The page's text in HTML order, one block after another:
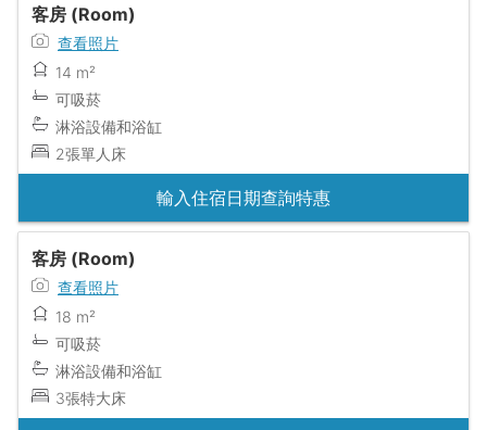
客房 (Room)
查看照片
14 m²
可吸菸
淋浴設備和浴缸
2張單人床
輸入住宿日期查詢特惠
客房 (Room)
查看照片
18 m²
可吸菸
淋浴設備和浴缸
3張特大床